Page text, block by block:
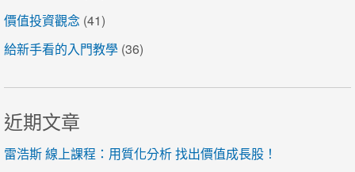
價值投資觀念 (41)
給新手看的入門教學 (36)
近期文章
雷浩斯 線上課程：用質化分析 找出價值成長股！